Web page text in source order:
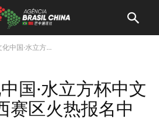
中国·水立方...
国·水立方杯中文
赛区火热报名中